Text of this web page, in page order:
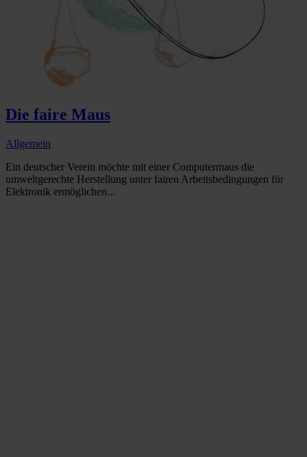
Die faire Maus
Allgemein
Ein deutscher Verein möchte mit einer Computermaus die
umweltgerechte Herstellung unter fairen Arbeitsbedingungen für
Elektronik ermöglichen...